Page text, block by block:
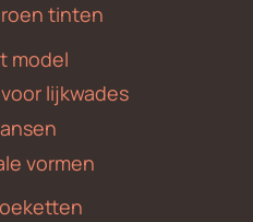
tinten
model
lijkwades
vormen